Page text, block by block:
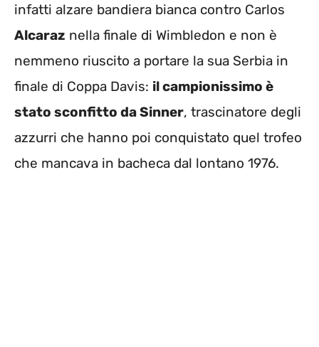
infatti alzare bandiera bianca contro Carlos
Alcaraz nella finale di Wimbledon e non è
nemmeno riuscito a portare la sua Serbia in
finale di Coppa Davis: il campionissimo è
stato sconfitto da Sinner, trascinatore degli
azzurri che hanno poi conquistato quel trofeo
che mancava in bacheca dal lontano 1976.